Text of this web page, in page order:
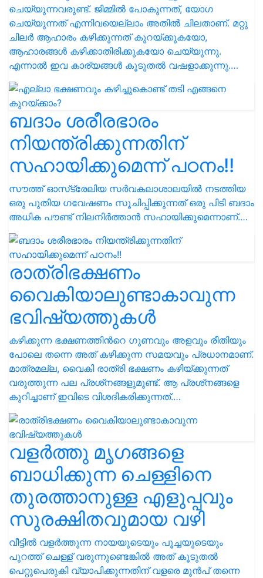
ചെയ്യുന്നവരുണ്ട്. ജിമ്മിൽ പോകുന്നത്, യോഗ
ചെയ്യുന്നത് എന്നിവയെല്ലാം അതിൽ ചിലതാണ്. മറ്റു
ചിലർ ആഹാരം കഴിക്കുന്നത് കുറയ്ക്കുകയോ,
ആഹാരങ്ങള്‍ കഴിക്കാതിരിക്കുകയോ ചെയ്യുന്നു.
എന്നാൽ ഇവ കാര്യങ്ങൾ കൂടുതൽ വഷളാക്കുന്നു.…
ബദാം ശരീരഭാരം
നിയന്ത്രിക്കുന്നതിന്
സഹായിക്കുമെന്ന് പഠനം!!
സൗത്ത് ഓസ്‌ട്രേലിയ സർവകലാശാലയിൽ നടത്തിയ
ഒരു പുതിയ ഗവേഷണം സൂചിപ്പിക്കുന്നത് ഒരു പിടി ബദാം
അധിക പൗണ്ട് നിലനിർത്താൻ സഹായിക്കുമെന്നാണ്.…
രാത്രിഭക്ഷണം
വൈകിയാലുണ്ടാകാവുന്ന
ഭവിഷ്യത്തുകൾ
കഴിക്കുന്ന ഭക്ഷണത്തിൻറെ ഗുണവും അളവും രീതിയും
പോലെ തന്നെ അത് കഴിക്കുന്ന സമയവും പ്രധാനമാണ്.
മാത്രമല്ല, വൈകി രാത്രി ഭക്ഷണം കഴിയ്ക്കുന്നത്
വരുത്തുന്ന പല പ്രശ്‌നങ്ങളുമുണ്ട്. ആ പ്രശ്‌നങ്ങളെ
കുറിച്ചാണ് ഇവിടെ വിശദികരിക്കുന്നത്.…
വളർത്തു മൃഗങ്ങളെ
ബാധിക്കുന്ന ചെള്ളിനെ
തുരത്താനുള്ള എളുപ്പവും
സുരക്ഷിതവുമായ വഴി
വീട്ടിൽ വളർത്തുന്ന നായയുടെയും പൂച്ചയുടെയും
പുറത്ത് ചെള്ള് വരുന്നുണ്ടെങ്കിൽ അത് കൂടുതൽ
പെറ്റുപെരുകി വ്യാപിക്കുന്നതിന് വളരെ മുൻപ് തന്നെ